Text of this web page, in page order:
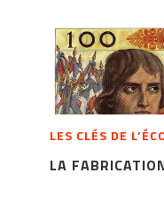
LES CLÉS DE
LA